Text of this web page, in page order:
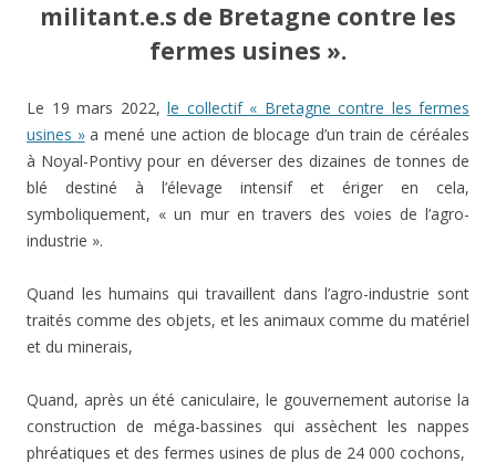
militant.e.s de Bretagne contre les
fermes usines ».
Le 19 mars 2022, le collectif « Bretagne contre les fermes
usines »a mené une action de blocage d’un train de céréales
à Noyal-Pontivy pour en déverser des dizaines de tonnes de
blé destiné à l’élevage intensif et ériger en cela,
symboliquement, « un mur en travers des voies de l’agro-
industrie ».
Quand les humains qui travaillent dans l’agro-industrie sont
traités comme des objets, et les animaux comme du matériel
et du minerais,
Quand, après un été caniculaire, le gouvernement autorise la
construction de méga-bassines qui assèchent les nappes
phréatiques et des fermes usines de plus de 24 000 cochons,